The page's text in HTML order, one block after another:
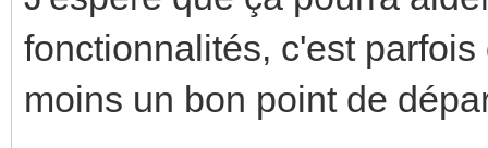
fonctionnalités, c'est
moins un bon point de